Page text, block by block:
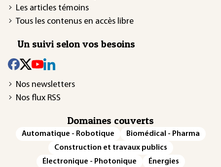
Les articles témoins
Tous les contenus en accès libre
Un suivi selon vos besoins
Nos newsletters
Nos flux RSS
Domaines couverts
Automatique - Robotique
Biomédical - Pharma
Construction et travaux publics
Électronique - Photonique
Énergies